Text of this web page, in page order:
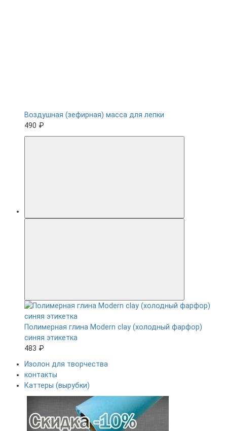
Воздушная (зефирная) масса для лепки
490 ₽
Полимерная глина Modern clay (холодный фарфор)
синяя этикетка
483 ₽
Изолон для творчества
контакты
Каттеры (вырубки)